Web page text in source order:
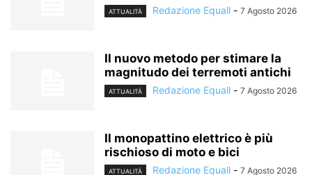
ATTUALITÀ Redazione Equall - 7 Agosto 2026
Il nuovo metodo per stimare la
magnitudo dei terremoti antichi
ATTUALITÀ Redazione Equall - 7 Agosto 2026
Il monopattino elettrico è più
rischioso di moto e bici
ATTUALITÀ Redazione Equall - 7 Agosto 2026